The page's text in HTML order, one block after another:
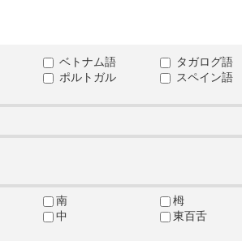
ベトナム語
タガログ語
ポルトガル
スペイン語
南
栂
中
東百舌